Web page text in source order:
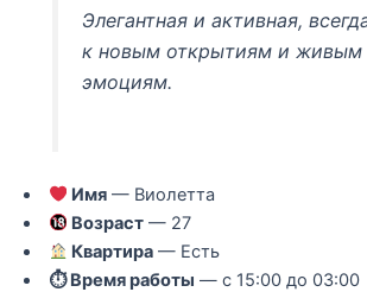
Элегантная и активная,
к новым открытиям и живым
эмоциям.
Имя — Виолетта
Возраст — 27
Квартира — Есть
⏱ Время работы — с 15:00 до 03:00